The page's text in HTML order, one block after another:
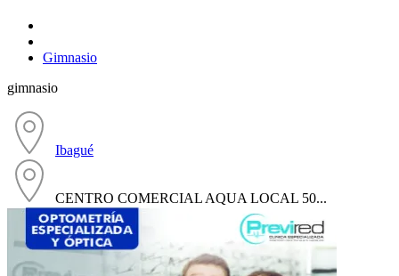
Gimnasio
gimnasio
Ibagué
CENTRO COMERCIAL AQUA LOCAL 50...